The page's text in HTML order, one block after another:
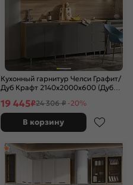
Кухонный гарнитур Челси Графит/
Дуб Крафт 2140x2000x600 (Дуб
19 445₽24 306 ₽ -20%
В корзину